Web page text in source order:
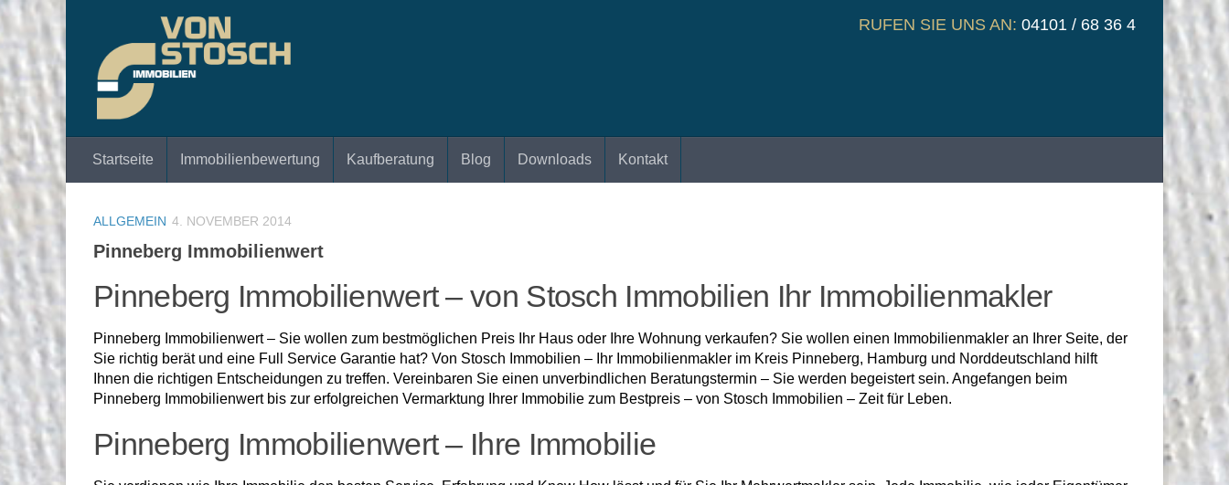
Zum Inhalt springen RUFEN SIE UNS AN: 04101 / 68 36 4
Startseite Immobilienbewertung Kaufberatung Blog Downloads Kontakt
ALLGEMEIN 4. NOVEMBER 2014
Pinneberg Immobilienwert
Pinneberg Immobilienwert – von Stosch Immobilien Ihr Immobilienmakler
Pinneberg Immobilienwert – Sie wollen zum bestmöglichen Preis Ihr Haus oder Ihre Wohnung verkaufen? Sie wollen einen Immobilienmakler an Ihrer Seite, der
Sie richtig berät und eine Full Service Garantie hat? Von Stosch Immobilien – Ihr Immobilienmakler im Kreis Pinneberg, Hamburg und Norddeutschland hilft
Ihnen die richtigen Entscheidungen zu treffen. Vereinbaren Sie einen unverbindlichen Beratungstermin – Sie werden begeistert sein. Angefangen beim
Pinneberg Immobilienwert bis zur erfolgreichen Vermarktung Ihrer Immobilie zum Bestpreis – von Stosch Immobilien – Zeit für Leben.
Pinneberg Immobilienwert – Ihre Immobilie